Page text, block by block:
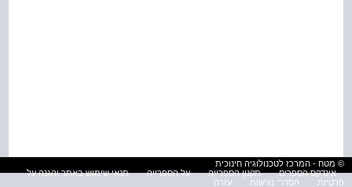
© מטח - המרכז לטכנולוגיה חינוכית
אינדקס הספרים
תקנון הספרייה על הספרייה
תנאי שימוש באתר והגנה על
פרטיות
הסדרי נגישות עזרה